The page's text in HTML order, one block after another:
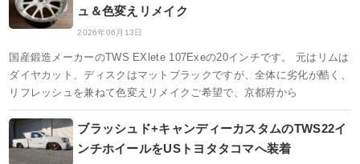
ュ＆色変えリメイク
2026年06月13日
国産鍛造メーカーのTWS EXlete 107Exeの20インチです。 元はリムは
ダイヤカット、ディスクはマットブラックですが、全体に劣化が酷く、
リフレッシュを兼ねて色変えリメイクご希望で、京都府から
ブラッシュド+キャンディーカスタムのTWS22イ
ンチホイールをUSトヨタタコマへ装着